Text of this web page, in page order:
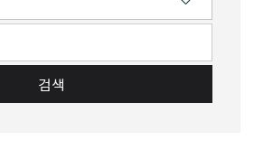
검색